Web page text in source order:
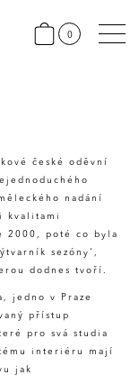
0
české oděvní
nadání
kvalitami
2000, poté co byla
sezóny',
dodnes tvoří.
jedno v Praze
přístup
pro svá studia
interiéru mají
jak